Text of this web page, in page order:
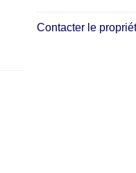
Contacter le